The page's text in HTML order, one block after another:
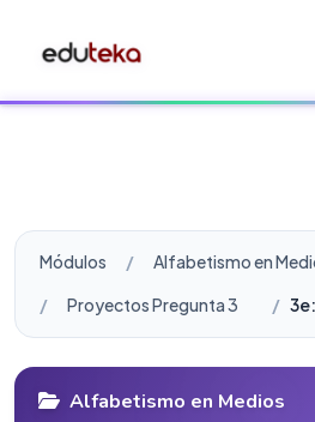
Módulos
Alfabetismo en
Proyectos Pregunta 3
Alfabetismo en Medios